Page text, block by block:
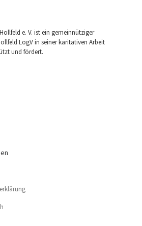
e. V. ist ein gemein­nüt­zi­ger
LogV in sei­ner kari­ta­ti­ven Arbeit
und fördert.